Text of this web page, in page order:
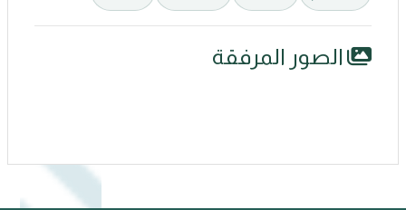
الصور المرفقة